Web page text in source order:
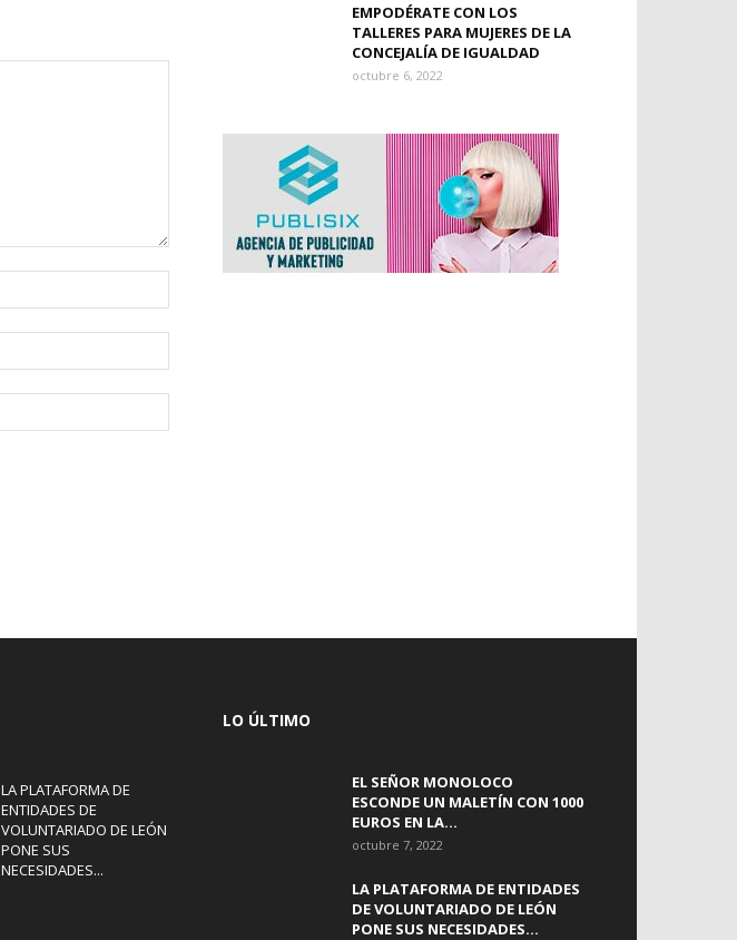
EMPODÉRATE CON LOS
TALLERES PARA MUJERES DE LA
CONCEJALÍA DE IGUALDAD
octubre 6, 2022
LA PLATAFORMA DE
ENTIDADES DE
VOLUNTARIADO DE LEÓN
PONE SUS
NECESIDADES...
LO ÚLTIMO
EL SEÑOR MONOLOCO
ESCONDE UN MALETÍN CON 1000
EUROS EN LA...
octubre 7, 2022
LA PLATAFORMA DE ENTIDADES
DE VOLUNTARIADO DE LEÓN
PONE SUS NECESIDADES...